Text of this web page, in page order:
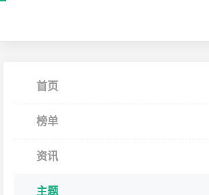
首页
榜单
资讯
主题